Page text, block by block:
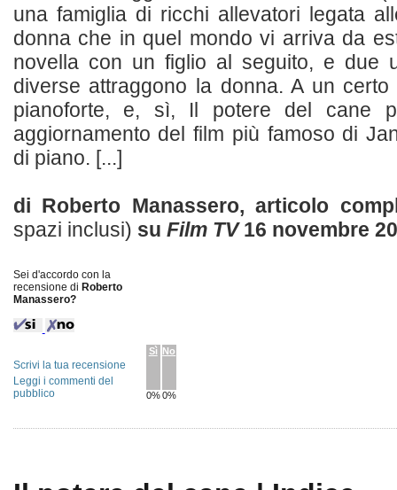
una famiglia di ricchi allevatori legata
donna che in quel mondo vi arriva da
novella con un figlio al seguito, e due
diverse attraggono la donna. A un
pianoforte, e, sì, Il potere del cane
aggiornamento del film più famoso di
di piano. [...]
di Roberto Manassero, articolo
spazi inclusi) su Film TV16 novembre
Sei d'accordo con la
recensione di Roberto
Manassero?
Sì
0%
No
0%
Scrivi la tua recensione
Leggi i commenti del
pubblico